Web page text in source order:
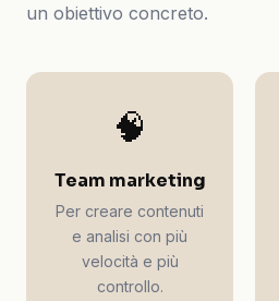
un obiettivo concreto.
🧠
Team marketing
Per creare contenuti
e analisi con più
velocità e più
controllo.